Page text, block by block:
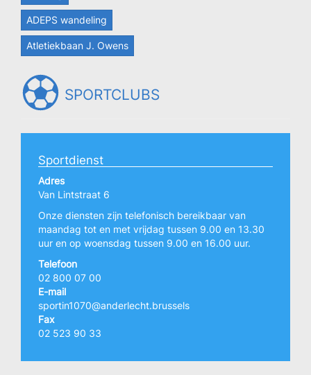
ADEPS wandeling
Atletiekbaan J. Owens
SPORTCLUBS
Sportdienst
Adres
Van Lintstraat 6
Onze diensten zijn telefonisch bereikbaar van
maandag tot en met vrijdag tussen 9.00 en 13.30
uur en op woensdag tussen 9.00 en 16.00 uur.
Telefoon
02 800 07 00
E-mail
sportin1070@anderlecht.brussels
Fax
02 523 90 33